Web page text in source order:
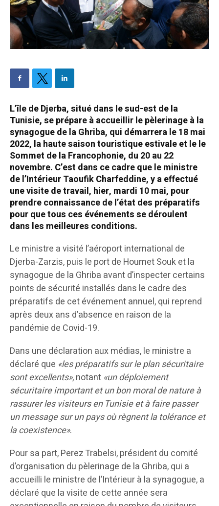
L’île de Djerba, situé dans le sud-est de la
Tunisie, se prépare à accueillir le pèlerinage à la
synagogue de la Ghriba, qui démarrera le 18 mai
2022, la haute saison touristique estivale et le le
Sommet de la Francophonie, du 20 au 22
novembre. C’est dans ce cadre que le ministre
de l’Intérieur Taoufik Charfeddine, y a effectué
une visite de travail, hier, mardi 10 mai, pour
prendre connaissance de l’état des préparatifs
pour que tous ces événements se déroulent
dans les meilleures conditions.
Le ministre a visité l’aéroport international de
Djerba-Zarzis, puis le port de Houmet Souk et la
synagogue de la Ghriba avant d’inspecter certains
points de sécurité installés dans le cadre des
préparatifs de cet événement annuel, qui reprend
après deux ans d’absence en raison de la
pandémie de Covid-19.
Dans une déclaration aux médias, le ministre a
déclaré que «les préparatifs sur le plan sécuritaire
sont excellents», notant «un déploiement
sécuritaire important et un bon moral de nature à
rassurer les visiteurs en Tunisie et à faire passer
un message sur un pays où règnent la tolérance et
la coexistence».
Pour sa part, Perez Trabelsi, président du comité
d’organisation du pèlerinage de la Ghriba, qui a
accueilli le ministre de l’Intérieur à la synagogue, a
déclaré que la visite de cette année sera